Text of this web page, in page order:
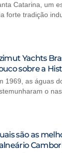
Catarina, um
forte tradição
Yachts
sobre a
1969, as águas
o
são as